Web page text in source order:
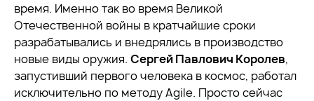
время. Именно так во время Великой
Отечественной войны в кратчайшие сроки
разрабатывались и внедрялись в производство
новые виды оружия. Сергей Павлович Королев,
запустивший первого человека в космос, работал
исключительно по методу Agile. Просто сейчас